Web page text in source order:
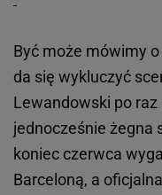
Być może mówimy
da się wykluczyć
Lewandowski po raz
jednocześnie żegna
koniec czerwca
Barceloną, a